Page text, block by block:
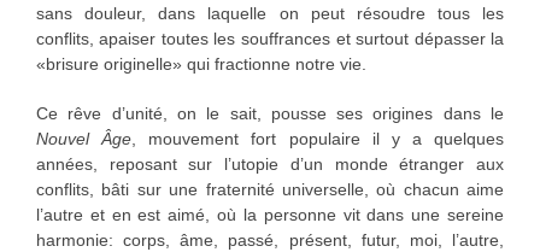
sans douleur, dans laquelle on peut résoudre tous les
conflits, apaiser toutes les souffrances et surtout dépasser la
«brisure originelle» qui fractionne notre vie.
Ce rêve d’unité, on le sait, pousse ses origines dans le
Nouvel Âge, mouvement fort populaire il y a quelques
années, reposant sur l’utopie d’un monde étranger aux
conflits, bâti sur une fraternité universelle, où chacun aime
l’autre et en est aimé, où la personne vit dans une sereine
harmonie: corps, âme, passé, présent, futur, moi, l’autre,